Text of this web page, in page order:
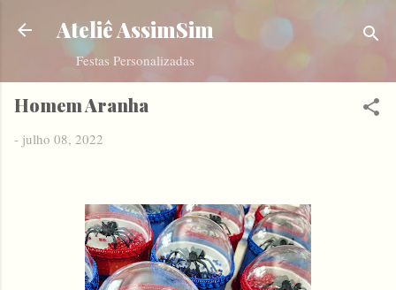
Pular para o conteúdo principal
Ateliê AssimSim
Festas Personalizadas
Homem Aranha
- julho 08, 2022